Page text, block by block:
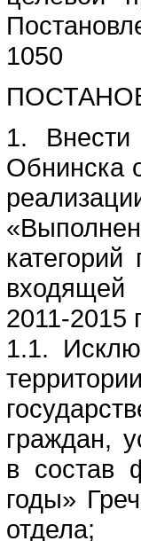
1050
1.
Обнинска
2011-2015
1.1.
граждан,
в состав
годы»
отдела;